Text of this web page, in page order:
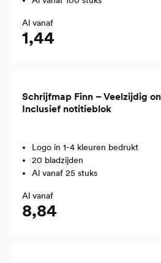
Al vanaf
1,44
Schrijfmap Finn – Veelzijdig
Inclusief notitieblok
Logo in 1-4 kleuren bedrukt
20 bladzijden
Al vanaf 25 stuks
Al vanaf
8,84